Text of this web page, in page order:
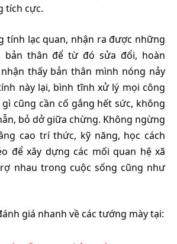
tích cực.
tính lạc quan, nhận ra được những
bản thân để từ đó sửa đổi, hoàn
thấy bản thân mình nóng nảy
này lại, bình tĩnh xử lý mọi công
gì cũng cần cố gắng hết sức, không
bỏ dở giữa chừng. Không ngừng
cao trí thức, kỹ năng, học cách
để xây dựng các mối quan hệ xã
nhau trong cuộc sống cũng như
giá nhanh về các tướng mày tại: